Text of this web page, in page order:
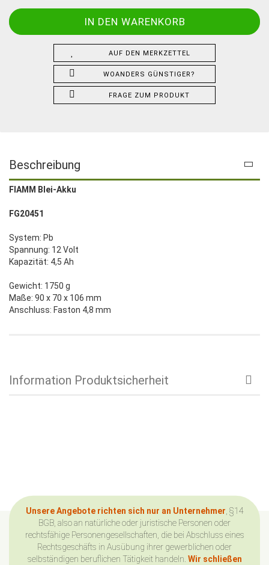
AUF DEN MERKZETTEL
WOANDERS GÜNSTIGER?
FRAGE ZUM PRODUKT
Beschreibung
FIAMM Blei-Akku
FG20451
System: Pb
Spannung: 12 Volt
Kapazität: 4,5 Ah
Gewicht: 1750 g
Maße: 90 x 70 x 106 mm
Anschluss: Faston 4,8 mm
Information Produktsicherheit
Unsere Angebote richten sich nur an Unternehmer , §14
BGB, also an natürliche oder juristische Personen oder
rechtsfähige Personengesellschaften, die bei Abschluss eines
Rechtsgeschäfts in Ausübung ihrer gewerblichen oder
selbständigen beruflichen Tätigkeit handeln. Wir schließen